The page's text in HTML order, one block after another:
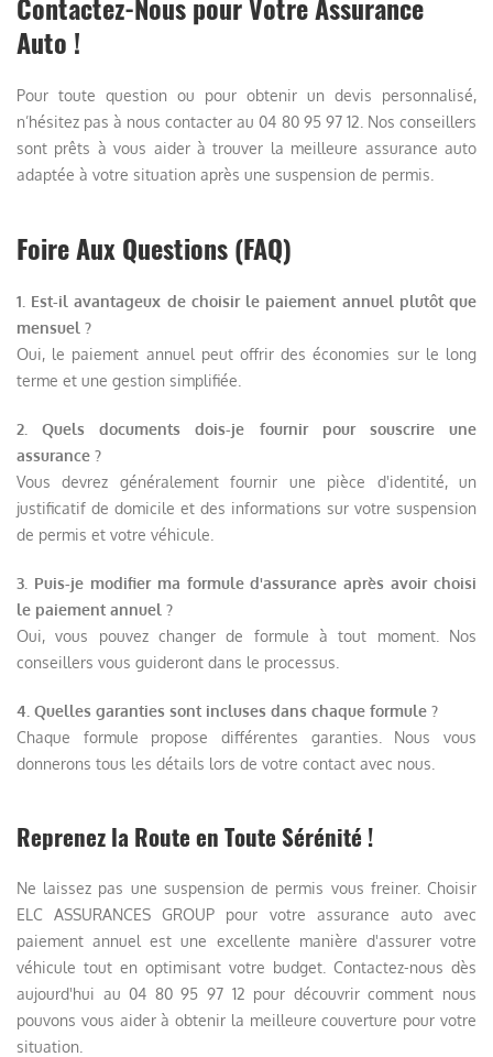
Auto !
Pour toute question ou pour obtenir un devis personnalisé,
n’hésitez pas à nous contacter au 04 80 95 97 12. Nos conseillers
sont prêts à vous aider à trouver la meilleure assurance auto
adaptée à votre situation après une suspension de permis.
Foire Aux Questions (FAQ)
1. Est-il avantageux de choisir le paiement annuel plutôt que
mensuel ?
Oui, le paiement annuel peut offrir des économies sur le long
terme et une gestion simplifiée.
2. Quels documents dois-je fournir pour souscrire une
assurance ?
Vous devrez généralement fournir une pièce d'identité, un
justificatif de domicile et des informations sur votre suspension
de permis et votre véhicule.
3. Puis-je modifier ma formule d'assurance après avoir choisi
le paiement annuel ?
Oui, vous pouvez changer de formule à tout moment. Nos
conseillers vous guideront dans le processus.
4. Quelles garanties sont incluses dans chaque formule ?
Chaque formule propose différentes garanties. Nous vous
donnerons tous les détails lors de votre contact avec nous.
Reprenez la Route en Toute Sérénité !
Ne laissez pas une suspension de permis vous freiner. Choisir
ELC ASSURANCES GROUP pour votre assurance auto avec
paiement annuel est une excellente manière d'assurer votre
véhicule tout en optimisant votre budget. Contactez-nous dès
aujourd'hui au 04 80 95 97 12 pour découvrir comment nous
pouvons vous aider à obtenir la meilleure couverture pour votre
situation.